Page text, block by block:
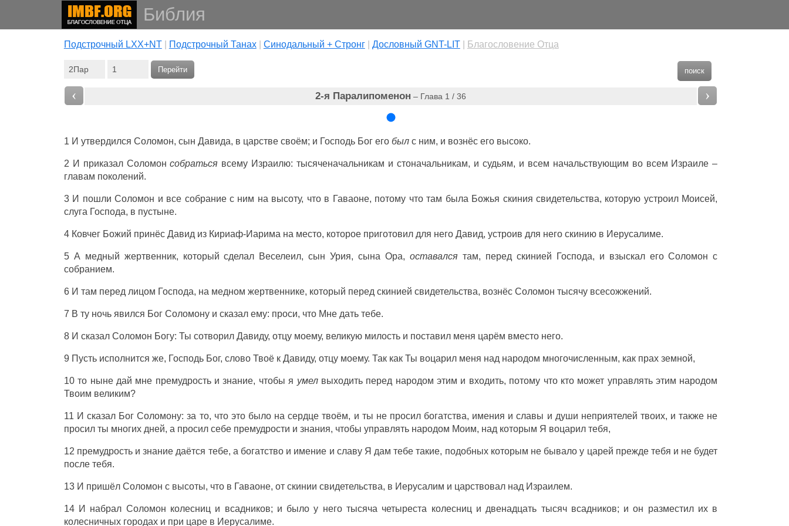
Библия
Подстрочный LXX+NT| Подстрочный Танах| Cинодальный + Стронг| Дословный GNT-LIT| Благословение Отца
поиск
Перейти
‹ 2-я Паралипоменон – Глава 1 / 36 ›
1 И утвердился Соломон, сын Давида, в царстве своём; и Господь Бог его былс ним, и вознёс его высоко.
2 И приказал Соломонсобраться всему Израилю: тысяченачальникам и стоначальникам, и судьям, и всем начальствующим во всем Израиле –
главам поколений.
3 И пошли Соломон и все собрание с ним на высоту, что в Гаваоне, потому что там была Божья скиния свидетельства, которую устроил Моисей,
слуга Господа, в пустыне.
4 Ковчег Божий принёс Давид из Кириаф-Иарима на место, которое приготовил для него Давид, устроив для него скинию в Иерусалиме.
5 А медный жертвенник, который сделал Веселеил, сын Урия, сына Ора,оставался там, перед скинией Господа, и взыскал его Соломон с
собранием.
6 И там перед лицом Господа, на медном жертвеннике, который перед скинией свидетельства, вознёс Соломон тысячу всесожжений.
7 В ту ночь явился Бог Соломону и сказал ему: проси, что Мне дать тебе.
8 И сказал Соломон Богу: Ты сотворил Давиду, отцу моему, великую милость и поставил меня царём вместо него.
9 Пусть исполнится же, Господь Бог, слово Твоё к Давиду, отцу моему. Так как Ты воцарил меня над народом многочисленным, как прах земной,
10 то ныне дай мне премудрость и знание, чтобы я умелвыходить перед народом этим и входить, потому что кто может управлять этим народом
Твоим великим?
11 И сказал Бог Соломону: за то, что это было на сердце твоём, и ты не просил богатства, имения и славы и души неприятелей твоих, и также не
просил ты многих дней, а просил себе премудрости и знания, чтобы управлять народом Моим, над которым Я воцарил тебя,
12 премудрость и знание даётся тебе, а богатство и имение и славу Я дам тебе такие, подобных которым не бывало у царей прежде тебя и не будет
после тебя.
13 И пришёл Соломон с высоты, что в Гаваоне, от скинии свидетельства, в Иерусалим и царствовал над Израилем.
14 И набрал Соломон колесниц и всадников; и было у него тысяча четыреста колесниц и двенадцать тысяч всадников; и он разместил их в
колесничных городах и при царе в Иерусалиме.